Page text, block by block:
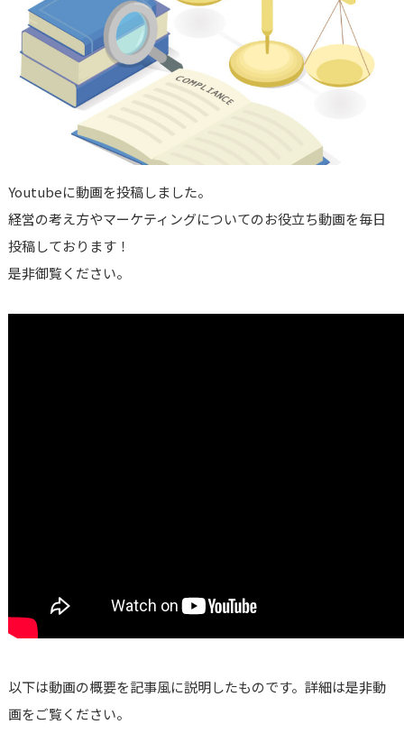
Youtubeに動画を投稿しました。
経営の考え方やマーケティングについてのお役立ち動画を毎日
投稿しております！
是非御覧ください。
以下は動画の概要を記事風に説明したものです。詳細は是非動
画をご覧ください。